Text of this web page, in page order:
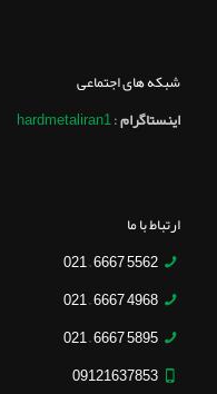
شبکه های اجتماعی
اینستاگرام:
hardmetaliran1
ارتباط با ما
5562 6667 – 021
4968 6667 – 021
5895 6667 – 021
09121637853